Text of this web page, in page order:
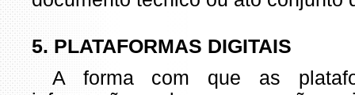
5. PLATAFORMAS DIGITAIS
A forma com que as